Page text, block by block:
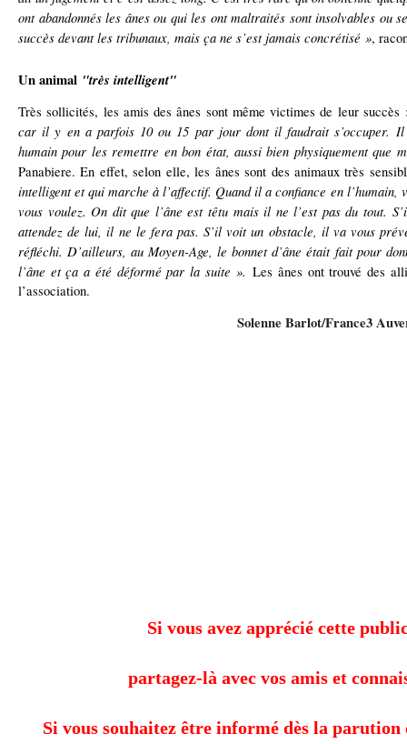
ont abandonnés les ânes ou qui les ont maltraités sont insolvables ou
succès devant les tribunaux, mais ça ne s’est jamais concrétisé »,
Un animal "très intelligent"
Très sollicités, les amis des ânes sont même victimes de leur
car il y en a parfois 10 ou 15 par jour dont il faudrait s’occuper. Il
humain pour les remettre en bon état, aussi bien physiquement que
Panabiere. En effet, selon elle, les ânes sont des animaux très
intelligent et qui marche à l’affectif. Quand il a confiance en l’humain,
vous voulez. On dit que l’âne est têtu mais il ne l’est pas du tout.
attendez de lui, il ne le fera pas. S’il voit un obstacle, il va vous
réfléchi. D’ailleurs, au Moyen-Age, le bonnet d’âne était fait pour
l’âne et ça a été déformé par la suite ».Les ânes ont trouvé des
l’association.
Solenne Barlot/France3
Si vous avez apprécié cette
partagez-là avec vos amis et
Si vous souhaitez être informé dès la